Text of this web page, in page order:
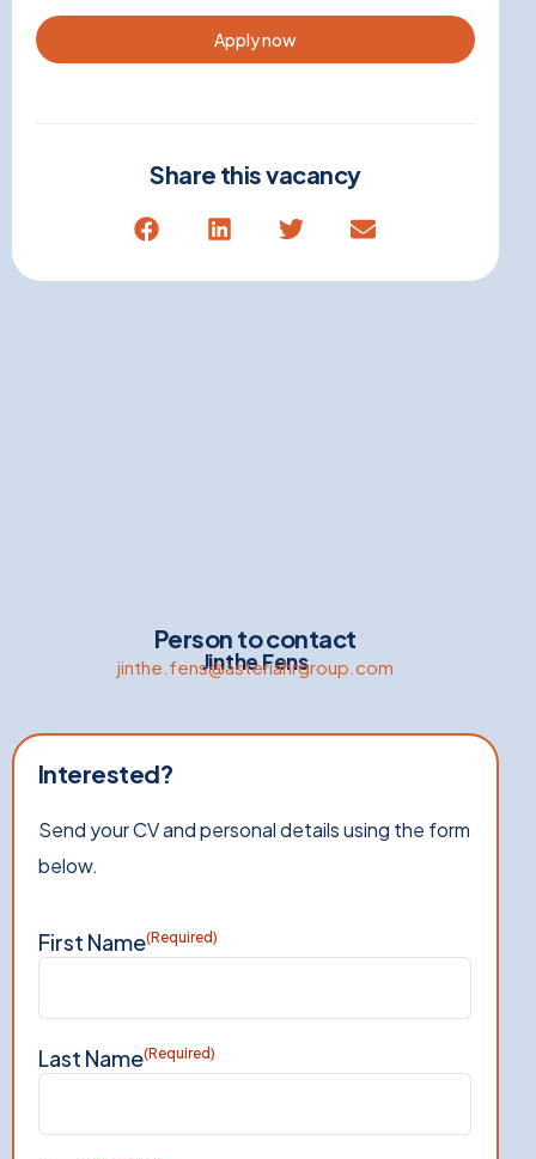
Apply now
Share this vacancy
Person to contact
Jinthe Fens
jinthe.fens@asteriahrgroup.com
Interested?
Send your CV and personal details using the form
below.
First Name(Required)
Last Name(Required)